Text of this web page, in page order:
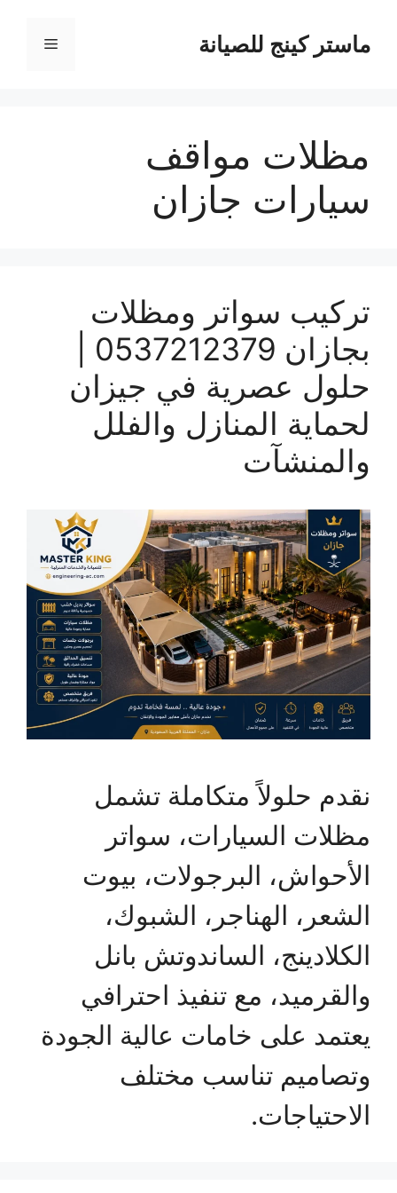
المحتوىماستر كينج للصيانة القائمة
مظلات مواقف
سيارات جازان
تركيب سواتر ومظلات
حلول عصرية في جيزان
لحماية المنازل والفلل
والمنشآت
نقدم حلولاً متكاملة تشمل
مظلات السيارات، سواتر
الأحواش، البرجولات، بيوت
الشعر، الهناجر، الشبوك،
الكلادينج، الساندوتش بانل
والقرميد، مع تنفيذ احترافي
يعتمد على خامات عالية الجودة
وتصاميم تناسب مختلف
الاحتياجات.